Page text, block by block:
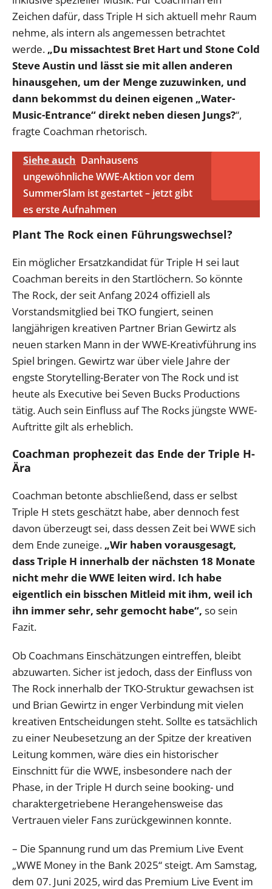
Zeichen dafür, dass Triple H sich aktuell mehr Raum
nehme, als intern als angemessen betrachtet
werde. „Du missachtest Bret Hart und Stone Cold
Steve Austin und lässt sie mit allen anderen
hinausgehen, um der Menge zuzuwinken, und
dann bekommst du deinen eigenen „Water-
Music-Entrance“ direkt neben diesen Jungs?“,
fragte Coachman rhetorisch.
Siehe auch Danhausens
ungewöhnliche WWE-Aktion vor dem
SummerSlam ist gestartet – jetzt gibt
es erste Aufnahmen
Plant The Rock einen Führungswechsel?
Ein möglicher Ersatzkandidat für Triple H sei laut
Coachman bereits in den Startlöchern. So könnte
The Rock, der seit Anfang 2024 offiziell als
Vorstandsmitglied bei TKO fungiert, seinen
langjährigen kreativen Partner Brian Gewirtz als
neuen starken Mann in der WWE-Kreativführung ins
Spiel bringen. Gewirtz war über viele Jahre der
engste Storytelling-Berater von The Rock und ist
heute als Executive bei Seven Bucks Productions
tätig. Auch sein Einfluss auf The Rocks jüngste WWE-
Auftritte gilt als erheblich.
Coachman prophezeit das Ende der Triple H-
Ära
Coachman betonte abschließend, dass er selbst
Triple H stets geschätzt habe, aber dennoch fest
davon überzeugt sei, dass dessen Zeit bei WWE sich
dem Ende zuneige. „Wir haben vorausgesagt,
dass Triple H innerhalb der nächsten 18 Monate
nicht mehr die WWE leiten wird. Ich habe
eigentlich ein bisschen Mitleid mit ihm, weil ich
ihn immer sehr, sehr gemocht habe“, so sein
Fazit.
Ob Coachmans Einschätzungen eintreffen, bleibt
abzuwarten. Sicher ist jedoch, dass der Einfluss von
The Rock innerhalb der TKO-Struktur gewachsen ist
und Brian Gewirtz in enger Verbindung mit vielen
kreativen Entscheidungen steht. Sollte es tatsächlich
zu einer Neubesetzung an der Spitze der kreativen
Leitung kommen, wäre dies ein historischer
Einschnitt für die WWE, insbesondere nach der
Phase, in der Triple H durch seine booking- und
charaktergetriebene Herangehensweise das
Vertrauen vieler Fans zurückgewinnen konnte.
– Die Spannung rund um das Premium Live Event
„WWE Money in the Bank 2025“ steigt. Am Samstag,
dem 07. Juni 2025, wird das Premium Live Event im